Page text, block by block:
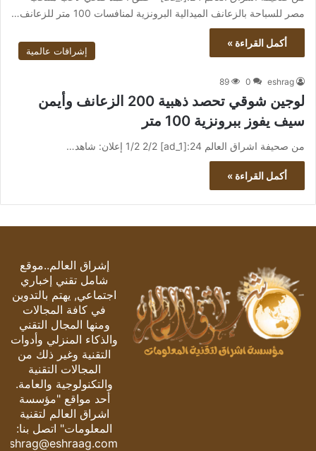
مصر للسباحة بالزعانف الميدالية البرونزية لمنافسات 100 متر للزعانف…
أكمل القراءة »
إشراقات عالمية
eshrag
0
89
لوجين شوقي تحصد ذهبية 200 الزعانف وأيمن
سيف يفوز ببرونزية 100 متر
من صحيفة اشراق العالم 24:[ad_1] 1/2 2/2 إعلان: شاهد…
أكمل القراءة »
إشراق العالم..موقع
شامل تقني إخباري
اجتماعي, يهتم بالتدوين
في كافة المجالات
ومنها المجال التقني
والذكاء المنزلي وأدوات
التقنية وغير ذلك من
المجالات التقنية
والتكنولوجية والعامة.
أحد مواقع "مؤسسة
اشراق العالم لتقنية
المعلومات" اتصل بنا:
eshrag@eshraag.com